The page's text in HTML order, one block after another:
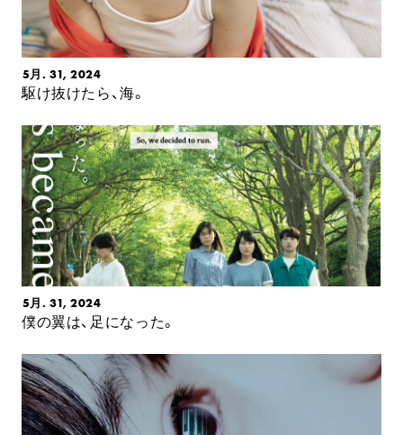
5月. 31, 2024
駆け抜けたら、海。
5月. 31, 2024
僕の翼は、足になった。